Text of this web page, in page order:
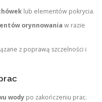
lub elementów pokrycia.
orynnowania w razie
z poprawą szczelności i
wodypo zakończeniu prac.